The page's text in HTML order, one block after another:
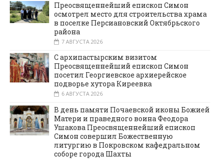
Преосвященнейший епископ Симон
осмотрел место для строительства храма
в поселке Персиановский Октябрьского
района
7 АВГУСТА 2026
С архипастырским визитом
Преосвященнейший епископ Симон
посетил Георгиевское архиерейское
подворье хутора Киреевка
6 АВГУСТА 2026
В день памяти Почаевской иконы Божией
Матери и праведного воина Феодора
Ушакова Преосвященнейший епископ
Симон совершил Божественную
литургию в Покровском кафедральном
соборе города Шахты